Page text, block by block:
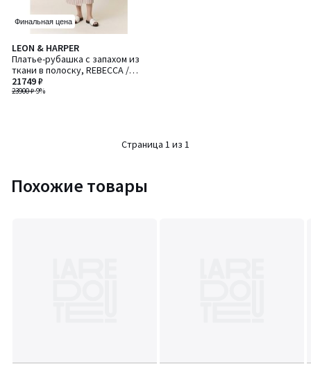
Финальная цена
LEON & HARPER
Платье-рубашка с запахом из
ткани в полоску, REBECCA /
РЕБЕККА
23900 ₽-9%
21749 ₽
Страница 1 из 1
Похожие товары